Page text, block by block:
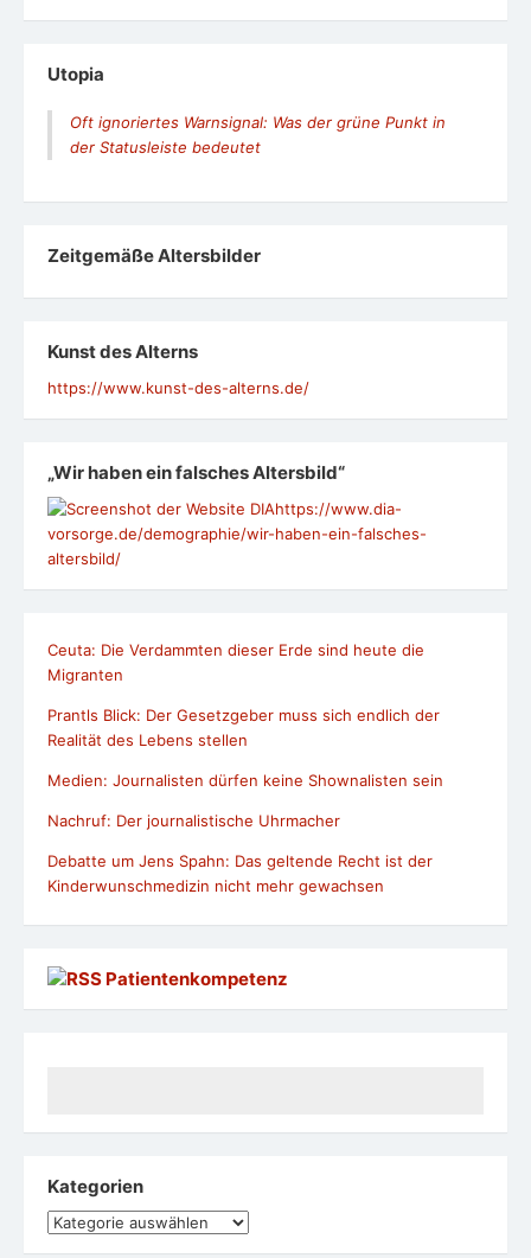
Utopia
Oft ignoriertes Warnsignal: Was der grüne Punkt in
der Statusleiste bedeutet
Zeit­ge­mäße Alters­bil­der
Kunst des Alterns
https://www.kunst-des-alterns.de/
„Wir haben ein falsches Altersbild“
https://www.dia-
vorsorge.de/demographie/wir-haben-ein-falsches-
altersbild/
Ceuta: Die Verdammten dieser Erde sind heute die
Migranten
Prantls Blick: Der Gesetzgeber muss sich endlich der
Realität des Lebens stellen
Medien: Journalisten dürfen keine Shownalisten sein
Nachruf: Der journalistische Uhrmacher
Debatte um Jens Spahn: Das geltende Recht ist der
Kinderwunschmedizin nicht mehr gewachsen
Patientenkompetenz
Kategorien
Kategorien